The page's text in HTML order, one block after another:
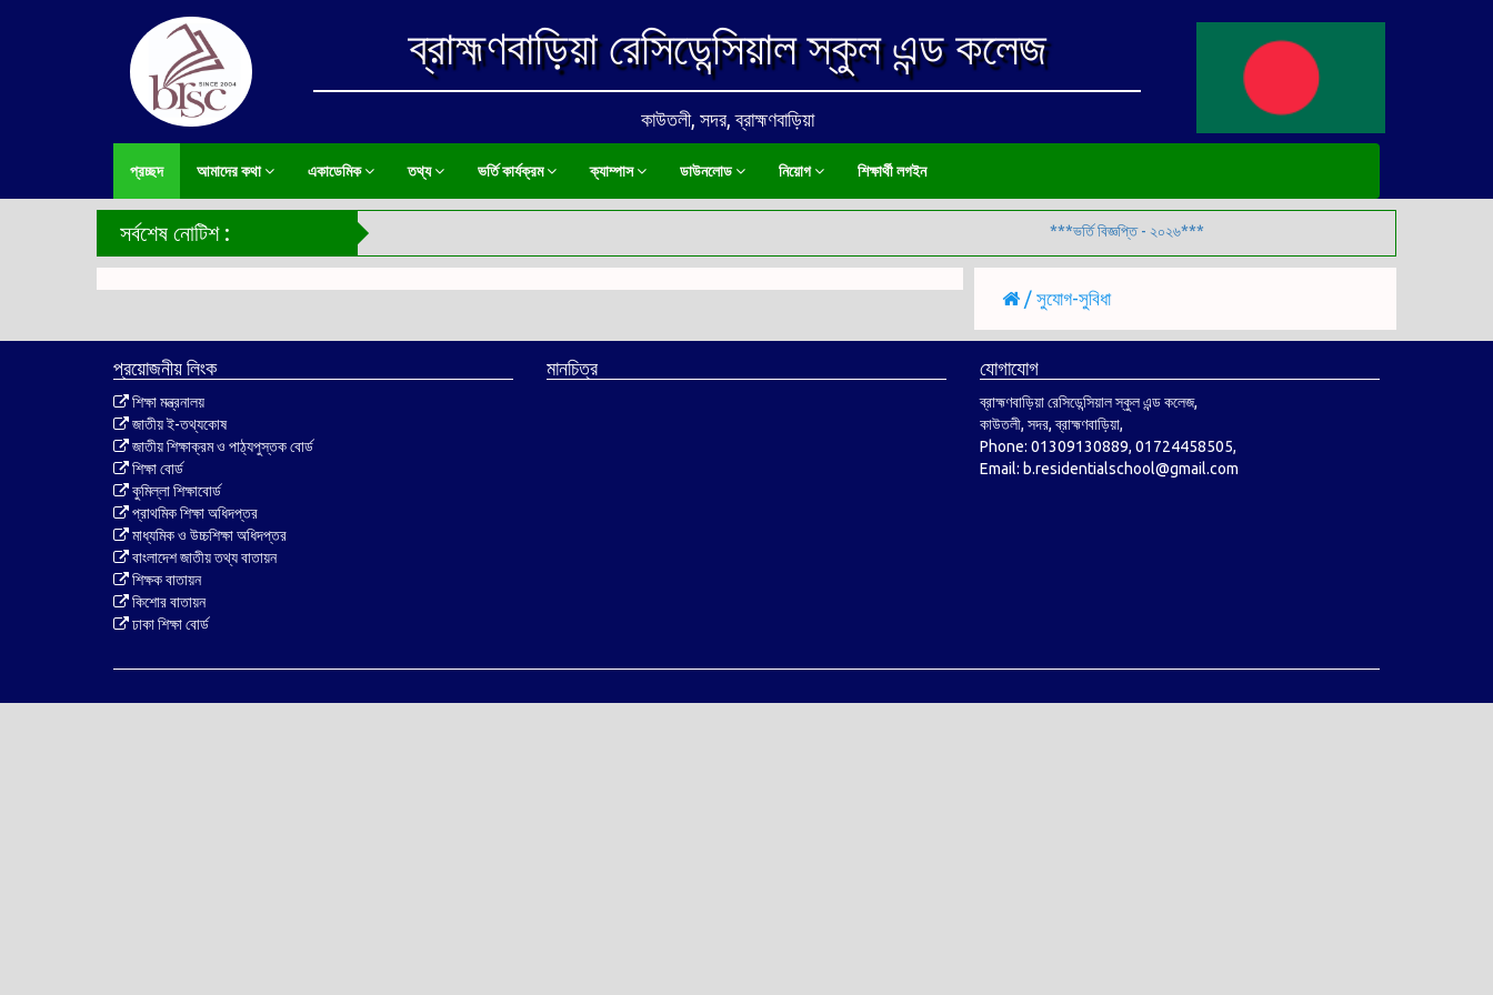
ব্রাহ্মণবাড়িয়া রেসিডেন্সিয়াল স্কুল এন্ড কলেজ
কাউতলী, সদর, ব্রাহ্মণবাড়িয়া
প্রচ্ছদ আমাদের কথা একাডেমিক তথ্য ভর্তি কার্যক্রম ক্যাম্পাস ডাউনলোড নিয়োগ শিক্ষার্থী লগইন
সর্বশেষ নোটিশ : ***ভর্তি বিজ্ঞপ্তি - ২০২৬***
/ সুযোগ-সুবিধা
প্রয়োজনীয় লিংক
শিক্ষা মন্ত্রনালয়
জাতীয় ই-তথ্যকোষ
জাতীয় শিক্ষাক্রম ও পাঠ্যপুস্তক বোর্ড
শিক্ষা বোর্ড
কুমিল্লা শিক্ষাবোর্ড
প্রাথমিক শিক্ষা অধিদপ্তর
মাধ্যমিক ও উচ্চশিক্ষা অধিদপ্তর
বাংলাদেশ জাতীয় তথ্য বাতায়ন
শিক্ষক বাতায়ন
কিশোর বাতায়ন
ঢাকা শিক্ষা বোর্ড
মানচিত্র যোগাযোগ
ব্রাহ্মণবাড়িয়া রেসিডেন্সিয়াল স্কুল এন্ড কলেজ,
কাউতলী, সদর, ব্রাহ্মণবাড়িয়া,
Phone: 01309130889, 01724458505,
Email: b.residentialschool@gmail.com